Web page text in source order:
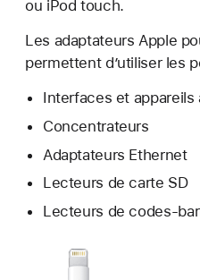
ou iPod touch.
Les adaptateurs Apple
permettent d’utiliser les
Interfaces et appareils
Concentrateurs
Adaptateurs Ethernet
Lecteurs de carte SD
Lecteurs de codes-